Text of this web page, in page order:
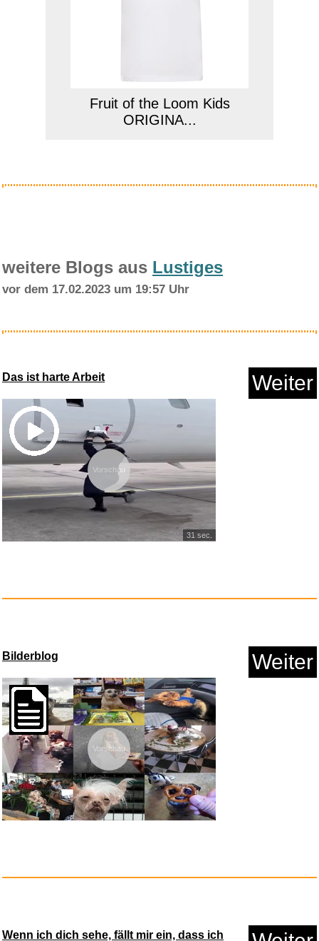
Fruit of the Loom Kids
ORIGINA...
Anzeige
weitere Blogs aus Lustiges
vor dem 17.02.2023 um 19:57 Uhr
Das ist harte Arbeit Weiter
Vorschau
31 sec.
Bilderblog Weiter
Vorschau
Wenn ich dich sehe, fällt mir ein, dass ich